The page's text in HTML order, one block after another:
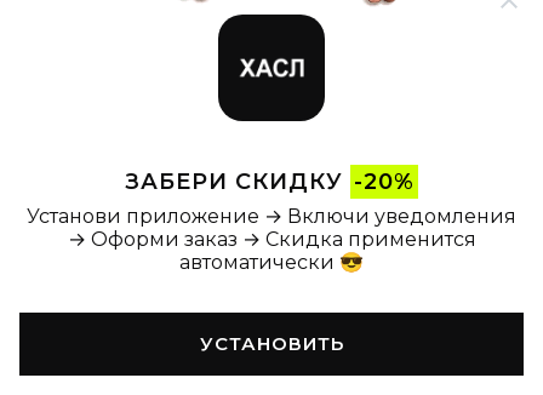
ЗАБЕРИ СКИДКУ -20%
Установи приложение → Включи уведомления
→ Оформи заказ → Скидка применится
автоматически 😎
УСТАНОВИТЬ
Главная Каталог Корзина Новости Профиль